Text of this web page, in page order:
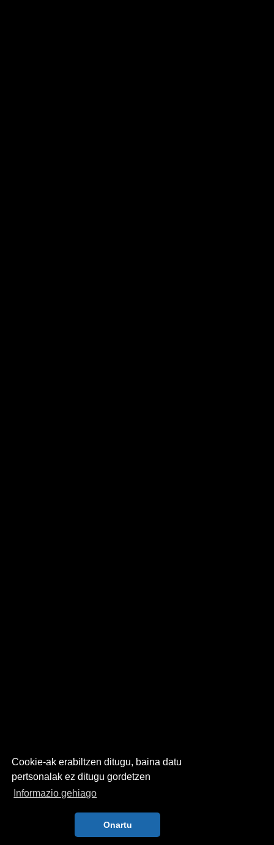
Cookie-ak erabiltzen ditugu, baina datu
pertsonalak ez ditugu gordetzen
Informazio gehiago
Onartu